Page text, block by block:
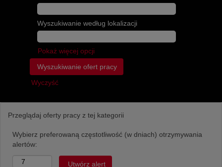
Wyszukiwanie według lokalizacji
Pokaż więcej opcji
Wyczyść
Przeglądaj oferty pracy z tej kategorii
Wybierz preferowaną częstotliwość (w dniach) otrzymywania
alertów: